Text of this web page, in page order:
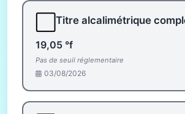
Titre alcalimétrique
19,05 °f
Pas de seuil réglementaire
03/08/2026